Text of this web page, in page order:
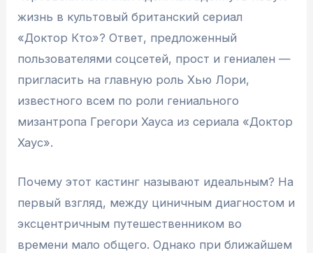
жизнь в культовый британский сериал
«Доктор Кто»? Ответ, предложенный
пользователями соцсетей, прост и гениален —
пригласить на главную роль Хью Лори,
известного всем по роли гениального
мизантропа Грегори Хауса из сериала «Доктор
Хаус».
Почему этот кастинг называют идеальным? На
первый взгляд, между циничным диагностом и
эксцентричным путешественником во
времени мало общего. Однако при ближайшем